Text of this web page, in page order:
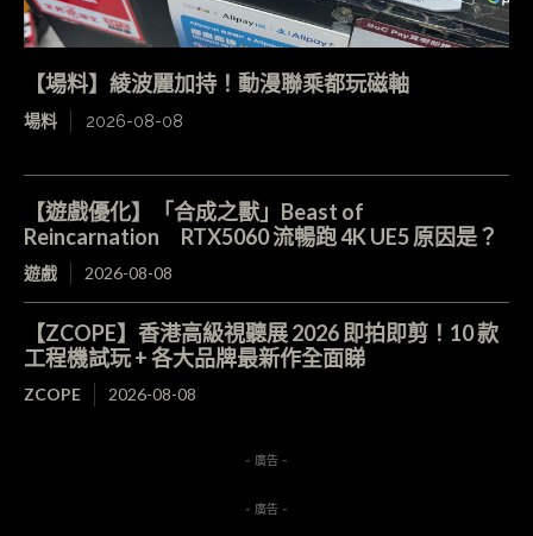
【場料】綾波麗加持！動漫聯乘都玩磁軸
場料 2026-08-08
【遊戲優化】「合成之獸」Beast of
Reincarnation RTX5060 流暢跑 4K UE5 原因是？
遊戲 2026-08-08
【ZCOPE】香港高級視聽展 2026 即拍即剪！10 款
工程機試玩 + 各大品牌最新作全面睇
ZCOPE 2026-08-08
- 廣告 -
- 廣告 -